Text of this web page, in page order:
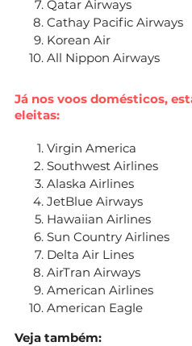
Qatar Airways
Cathay Pacific Airways
Korean Air
All Nippon Airways
Já nos voos domésticos,
eleitas:
Virgin America
Southwest Airlines
Alaska Airlines
JetBlue Airways
Hawaiian Airlines
Sun Country Airlines
Delta Air Lines
AirTran Airways
American Airlines
American Eagle
Veja também: